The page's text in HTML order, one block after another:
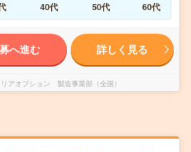
40代 50代 60代
へ進む 詳しく見る
アオプション 製造事業部（全国）